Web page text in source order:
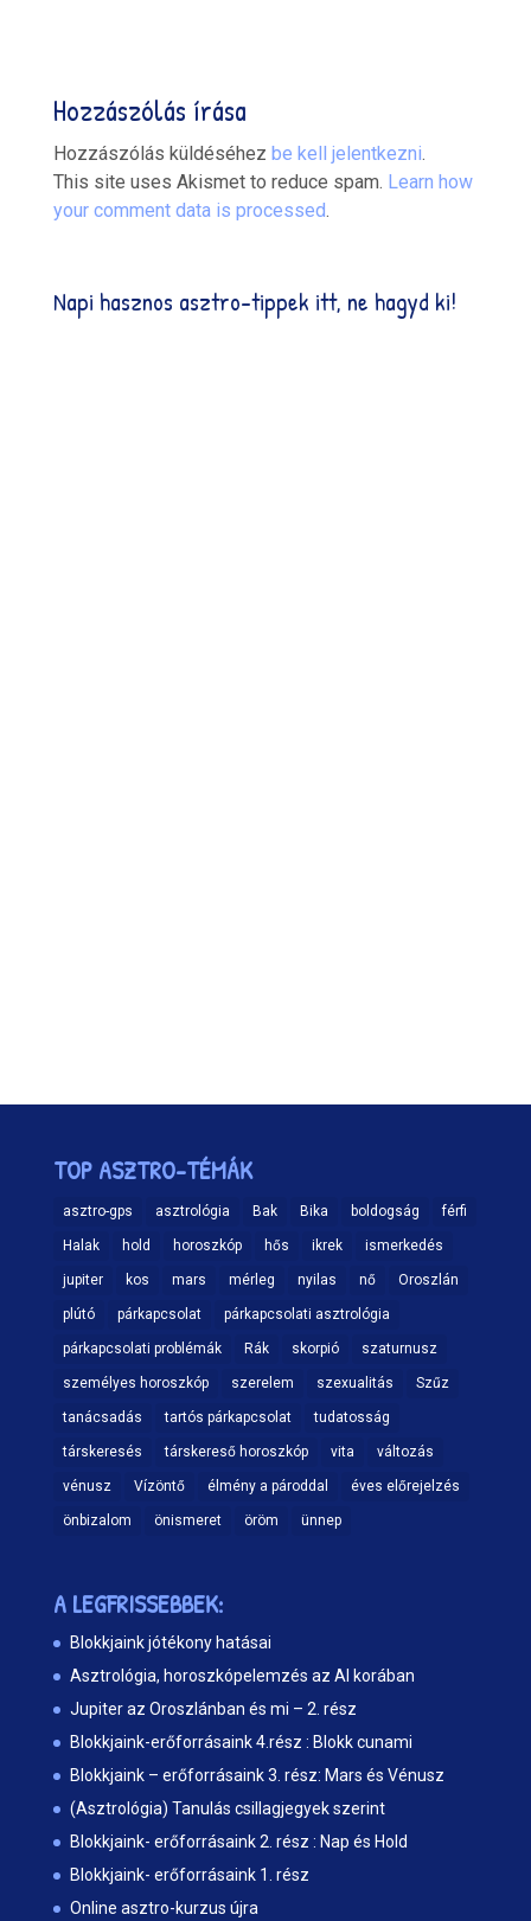
Hozzászólás írása
Hozzászólás küldéséhez be kell jelentkezni.
This site uses Akismet to reduce spam. Learn how
your comment data is processed.
Napi hasznos asztro-tippek itt, ne hagyd ki!
TOP ASZTRO-TÉMÁK
asztro-gps asztrológia Bak Bika boldogság férfi
Halak hold horoszkóp hős ikrek ismerkedés
jupiter kos mars mérleg nyilas nő Oroszlán
plútó párkapcsolat párkapcsolati asztrológia
párkapcsolati problémák Rák skorpió szaturnusz
személyes horoszkóp szerelem szexualitás Szűz
tanácsadás tartós párkapcsolat tudatosság
társkeresés társkereső horoszkóp vita változás
vénusz Vízöntő élmény a pároddal éves előrejelzés
önbizalom önismeret öröm ünnep
A LEGFRISSEBBEK:
Blokkjaink jótékony hatásai
Asztrológia, horoszkópelemzés az AI korában
Jupiter az Oroszlánban és mi – 2. rész
Blokkjaink-erőforrásaink 4.rész : Blokk cunami
Blokkjaink – erőforrásaink 3. rész: Mars és Vénusz
(Asztrológia) Tanulás csillagjegyek szerint
Blokkjaink- erőforrásaink 2. rész : Nap és Hold
Blokkjaink- erőforrásaink 1. rész
Online asztro-kurzus újra